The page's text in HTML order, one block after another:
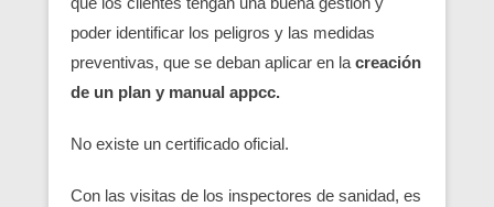
poder identificar los peligros y las medidas
preventivas, que se deban aplicar en la creación
de un plan y manual appcc.
No existe un certificado oficial.
Con las visitas de los inspectores de sanidad, es